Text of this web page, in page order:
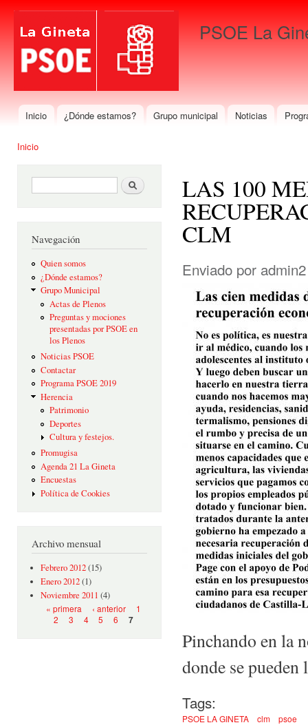
PSOE La
Menú principal
Inicio ¿Dónde estamos? Grupo municipal Noticias
Inicio
Formulario de búsquedaBuscar
Navegación
Quien somos
¿Dónde estamos?
Grupo Municipal
Actas de Plenos
Preguntas y mociones
presentadas por PSOE en
los Plenos
Noticias PSOE
Contactar
Programa PSOE 2019
Herencia
Patrimonio
Deportes
Cultura y festejos.
Promugisa
Agenda 21 La Gineta
Encuestas
Política de Cookies
Archivo mensual
Febrero 2012(15)
Enero 2012(1)
Noviembre 2011 (4)
Páginas
« primera ‹ anterior
1
2
3 4 5 6 7
LAS 100
CLM
Enviado por admin2
Pinchando en la
donde se
Tags:
PSOE LA GINETA clm psoe